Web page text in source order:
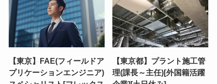
【東京】FAE(フィールドア
プリケーションエンジニア)
【東京都】プラント施工管
理(課長～主任)[外国籍活躍